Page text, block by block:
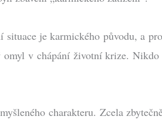
je karmického původu, a
v chápání životní krize.
charakteru. Zcela